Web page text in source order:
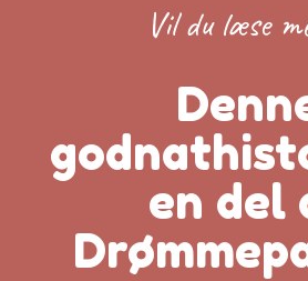
Vil du læse
en del